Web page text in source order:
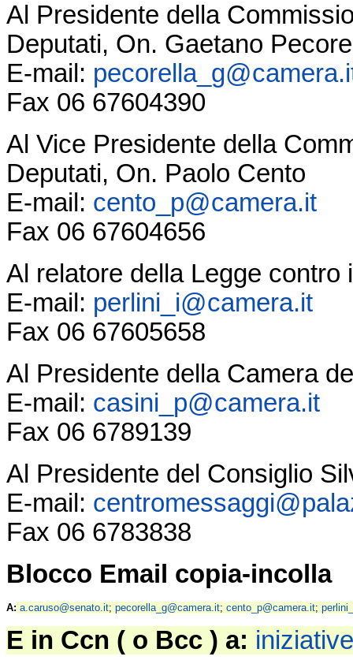
Al Presidente della
Deputati, On. Gaetano
E-mail:
Fax 06 67604390
Al Vice Presidente della
Deputati, On. Paolo Cento
E-mail: cento_p@camera.it
Fax 06 67604656
Al relatore della Legge
E-mail: perlini_i@camera.it
Fax 06 67605658
Al Presidente della Camera
E-mail: casini_p@camera.it
Fax 06 6789139
Al Presidente del Consiglio
E-mail:
Fax 06 6783838
Blocco Email copia-incolla
A: a.caruso@senato.it; pecorella_g@camera.it; cento_p@camera.it;
E in Ccn ( o Bcc ) a: